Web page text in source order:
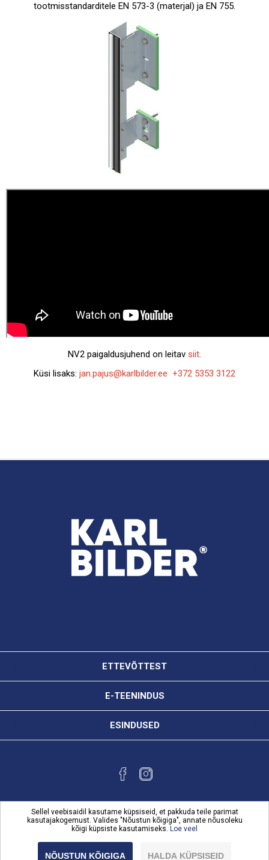
tootmisstandarditele EN 573-3 (materjal) ja EN 755.
NV2 paigaldusjuhend on leitav siit.
Küsi lisaks: jan.pajus@karlbilder.ee +372 5353 3122
ETTEVÕTTEST
E-TEENINDUS
ESINDUSED
Copyright © 2026 Karl Bilder e-teenindus. Kõik õigused
Sellel veebisaidil kasutame küpsiseid, et pakkuda teile parimat
kasutajakogemust. Valides "Nõustun kõigiga", annate nõusoleku
kõigi küpsiste kasutamiseks. Loe veel
NÕUSTUN KÕIGIGA HALDA KÜPSISEID